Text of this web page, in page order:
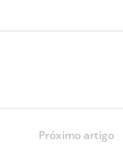
Próximo artigo